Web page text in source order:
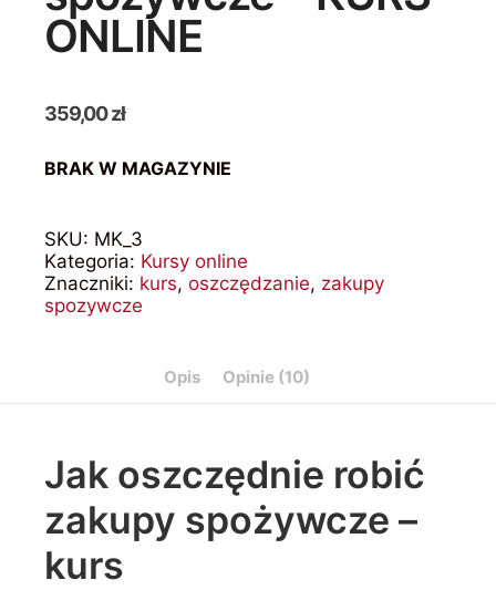
ONLINE
359,00zł
BRAK W MAGAZYNIE
SKU: MK_3
Kategoria: Kursy online
Znaczniki: kurs, oszczędzanie, zakupy
spozywcze
Opis Opinie (10)
Jak oszczędnie robić
zakupy spożywcze –
kurs